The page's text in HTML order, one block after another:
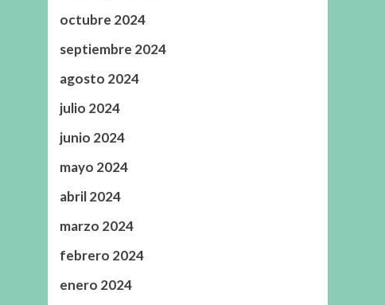
octubre 2024
septiembre 2024
agosto 2024
julio 2024
junio 2024
mayo 2024
abril 2024
marzo 2024
febrero 2024
enero 2024